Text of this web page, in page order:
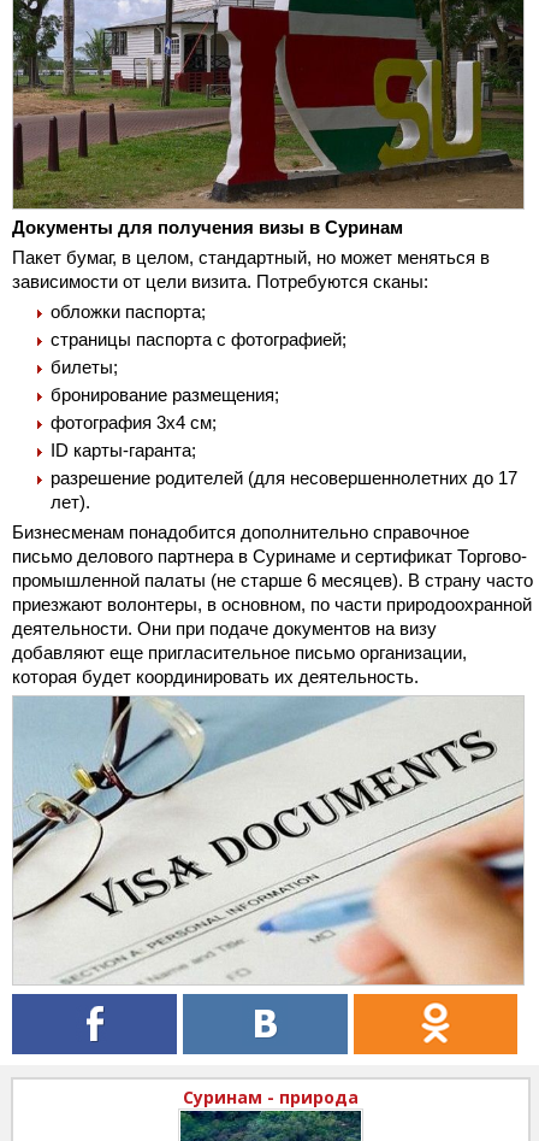
Документы для получения визы в Суринам
Пакет бумаг, в целом, стандартный, но может меняться в
зависимости от цели визита. Потребуются сканы:
обложки паспорта;
страницы паспорта с фотографией;
билеты;
бронирование размещения;
фотография 3x4 см;
ID карты-гаранта;
разрешение родителей (для несовершеннолетних до 17
лет).
Бизнесменам понадобится дополнительно справочное
письмо делового партнера в Суринаме и сертификат Торгово-
промышленной палаты (не старше 6 месяцев). В страну часто
приезжают волонтеры, в основном, по части природоохранной
деятельности. Они при подаче документов на визу
добавляют еще пригласительное письмо организации,
которая будет координировать их деятельность.
Суринам - природа